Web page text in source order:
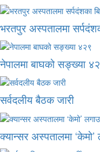
भरतपुर अस्पतालमा
नेपालमा बाघको सङ्ख्या
सर्वदलीय बैठक जारी
क्यान्सर अस्पतालमा ‘केमो’